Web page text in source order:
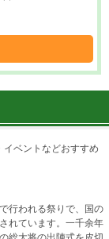
ベントなどおすすめ
行われる祭りで、国の
れています。一千余年